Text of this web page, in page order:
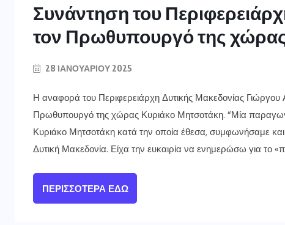
Συνάντηση του
τον Πρωθυπουργό της
28 ΙΑΝΟΥΑΡΊΟΥ 2025
Η αναφορά του Περιφερειάρχη Δυτικής Μακεδονίας Γιώργου
Πρωθυπουργό της χώρας Κυριάκο Μητσοτάκη. “Μία
Κυριάκο Μητσοτάκη κατά την οποία έθεσα, συμφωνήσαμε
Δυτική Μακεδονία. Είχα την ευκαιρία να ενημερώσω για το
ΠΕΡΙΣΣΌΤΕΡΑ ΕΔΏ